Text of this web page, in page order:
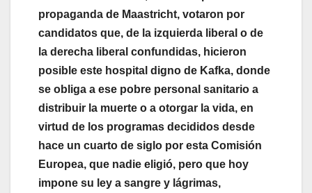
propaganda de Maastricht, votaron por
candidatos que, de la izquierda liberal o de
la derecha liberal confundidas, hicieron
posible este hospital digno de Kafka, donde
se obliga a ese pobre personal sanitario a
distribuir la muerte o a otorgar la vida, en
virtud de los programas decididos desde
hace un cuarto de siglo por esta Comisión
Europea, que nadie eligió, pero que hoy
impone su ley a sangre y lágrimas,